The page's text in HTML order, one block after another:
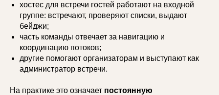
хостес для встречи гостей работают на входной
группе: встречают, проверяют списки, выдают
бейджи;
часть команды отвечает за навигацию и
координацию потоков;
другие помогают организаторам и выступают как
администратор встречи.
На практике это означает постоянную